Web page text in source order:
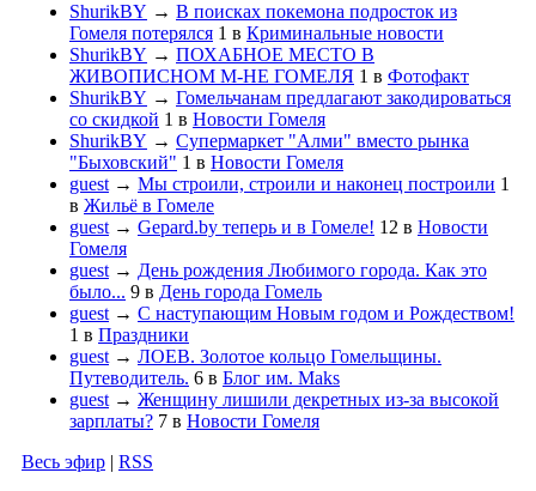
ShurikBY → В поисках покемона подросток из
Гомеля потерялся 1 в Криминальные новости
ShurikBY → ПОХАБНОЕ МЕСТО В
ЖИВОПИСНОМ М-НЕ ГОМЕЛЯ 1 в Фотофакт
ShurikBY → Гомельчанам предлагают закодироваться
со скидкой 1 в Новости Гомеля
ShurikBY → Супермаркет "Алми" вместо рынка
"Быховский" 1 в Новости Гомеля
guest → Мы строили, строили и наконец построили 1
в Жильё в Гомеле
guest → Gepard.by теперь и в Гомеле! 12 в Новости
Гомеля
guest → День рождения Любимого города. Как это
было... 9 в День города Гомель
guest → С наступающим Новым годом и Рождеством!
1 в Праздники
guest → ЛОЕВ. Золотое кольцо Гомельщины.
Путеводитель. 6 в Блог им. Maks
guest → Женщину лишили декретных из-за высокой
зарплаты? 7 в Новости Гомеля
Весь эфир | RSS